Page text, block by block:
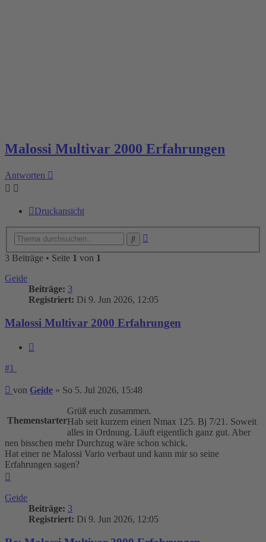
Malossi Multivar 2000 Erfahrungen
Antworten
Druckansicht
3 Beiträge • Seite 1 von 1
Geide
Beiträge: 3
Registriert: Di 9. Jun 2026, 12:05
Malossi Multivar 2000 Erfahrungen
#1
Beitrag
von Geide » So 5. Jul 2026, 15:48
Themenstarter
Grüß euch zusammen.
Hab seit kurzem einen Nmax 125. Bj 7/21. Soweit
alles in Ordnung. Läuft eigentlich ganz gut. Aber
nen bisschen mehr Durchzug wäre schon schick.
Hat einer ne Malossi Vario verbaut und kann mir so seine
Erfahrungen sagen?
Geide
Beiträge: 3
Registriert: Di 9. Jun 2026, 12:05